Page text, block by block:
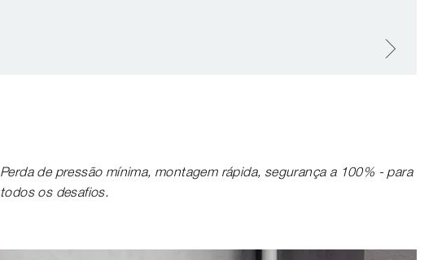
Perda de pressão mínima, montagem rápida, segurança a 100% - para
todos os desafios.